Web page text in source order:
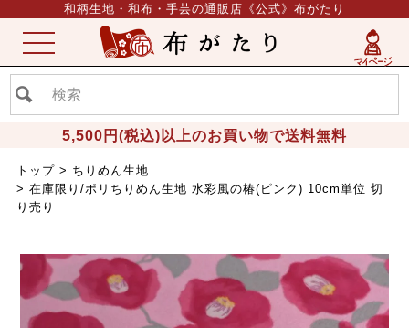
和柄生地・和布・手芸の通販店《公式》布がたり
5,500円(税込)以上のお買い物で送料無料
ME
NU
トップ
ちりめん生地
在庫限り/ポリちりめん生地 水彩風の椿(ピンク) 10cm単位 切
り売り